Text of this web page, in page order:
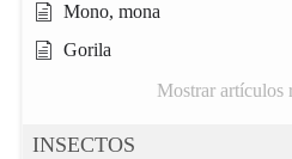
Mono, mona
Gorila
Mostrar artículos
INSECTOS